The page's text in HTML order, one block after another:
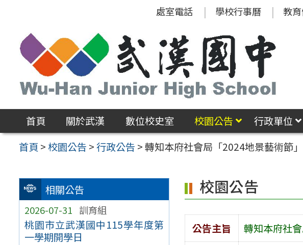
區
處室電話 學校行事曆 教
首頁 關於武漢 數位校史室 校園公告 行政單位
首頁 >校園公告 >行政公告 >轉知本府社會局「2024地景藝術節
相關公告
2026-07-31 訓育組
桃園市立武漢國中115學年度第
一學期開學日
校園公告
公告主旨
轉知本府社